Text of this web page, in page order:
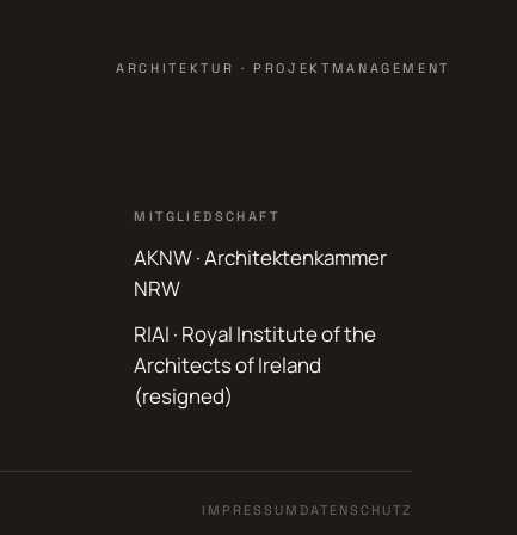
ARCHITEKTUR · PROJEKTMANAGEMENT
MITGLIEDSCHAFT
AKNW · Architektenkammer
NRW
RIAI · Royal Institute of the
Architects of Ireland
(resigned)
IMPRESSUMDATENSCHUTZ